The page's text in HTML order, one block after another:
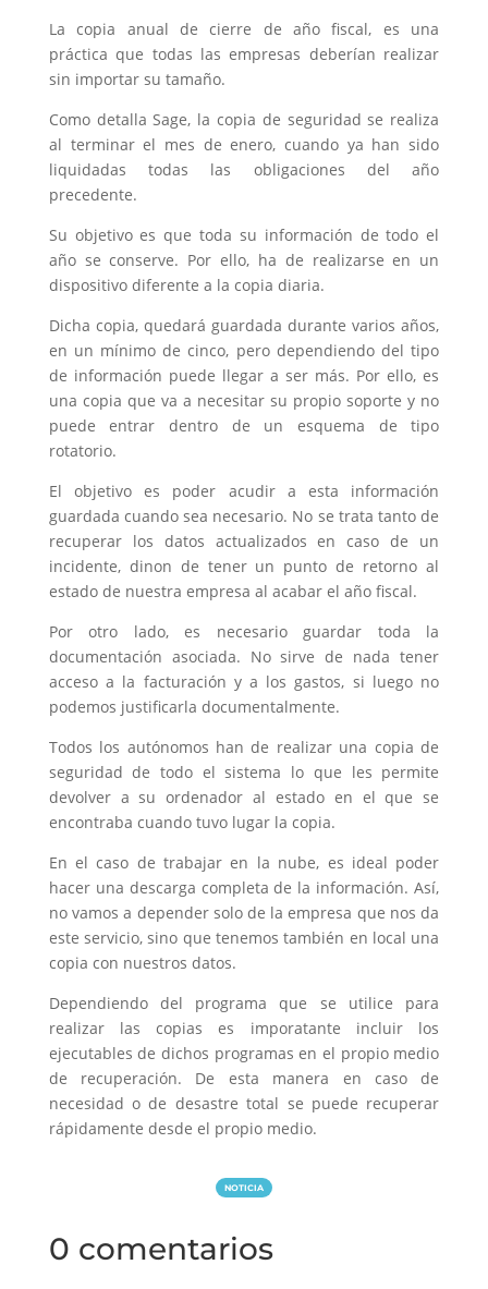
La copia anual de cierre de año fiscal, es una
práctica que todas las empresas deberían realizar
sin importar su tamaño.
Como detalla Sage, la copia de seguridad se realiza
al terminar el mes de enero, cuando ya han sido
liquidadas todas las obligaciones del año
precedente.
Su objetivo es que toda su información de todo el
año se conserve. Por ello, ha de realizarse en un
dispositivo diferente a la copia diaria.
Dicha copia, quedará guardada durante varios años,
en un mínimo de cinco, pero dependiendo del tipo
de información puede llegar a ser más. Por ello, es
una copia que va a necesitar su propio soporte y no
puede entrar dentro de un esquema de tipo
rotatorio.
El objetivo es poder acudir a esta información
guardada cuando sea necesario. No se trata tanto de
recuperar los datos actualizados en caso de un
incidente, dinon de tener un punto de retorno al
estado de nuestra empresa al acabar el año fiscal.
Por otro lado, es necesario guardar toda la
documentación asociada. No sirve de nada tener
acceso a la facturación y a los gastos, si luego no
podemos justificarla documentalmente.
Todos los autónomos han de realizar una copia de
seguridad de todo el sistema lo que les permite
devolver a su ordenador al estado en el que se
encontraba cuando tuvo lugar la copia.
En el caso de trabajar en la nube, es ideal poder
hacer una descarga completa de la información. Así,
no vamos a depender solo de la empresa que nos da
este servicio, sino que tenemos también en local una
copia con nuestros datos.
Dependiendo del programa que se utilice para
realizar las copias es imporatante incluir los
ejecutables de dichos programas en el propio medio
de recuperación. De esta manera en caso de
necesidad o de desastre total se puede recuperar
rápidamente desde el propio medio.
NOTICIA
0 comentarios